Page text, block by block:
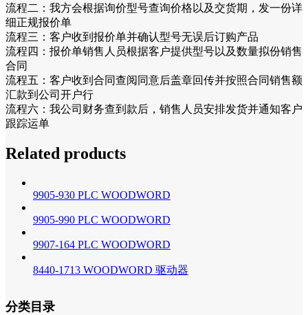
流程二：我方会根据询价型号查询价格以及交货期，发一份详
细正规报价单
流程三：客户收到报价单并确认型号无误后订购产品
流程四：报价单销售人员根据客户提供型号以及数量拟份销售
合同
流程五：客户收到合同查阅同意后盖章回传并按照合同销售额
汇款到公司开户行
流程六：我公司财务查到款后，销售人员安排发货并通知客户
跟踪运单
Related products
9905-930 PLC WOODWORD
9905-990 PLC WOODWORD
9907-164 PLC WOODWORD
8440-1713 WOODWORD 驱动器
分类目录